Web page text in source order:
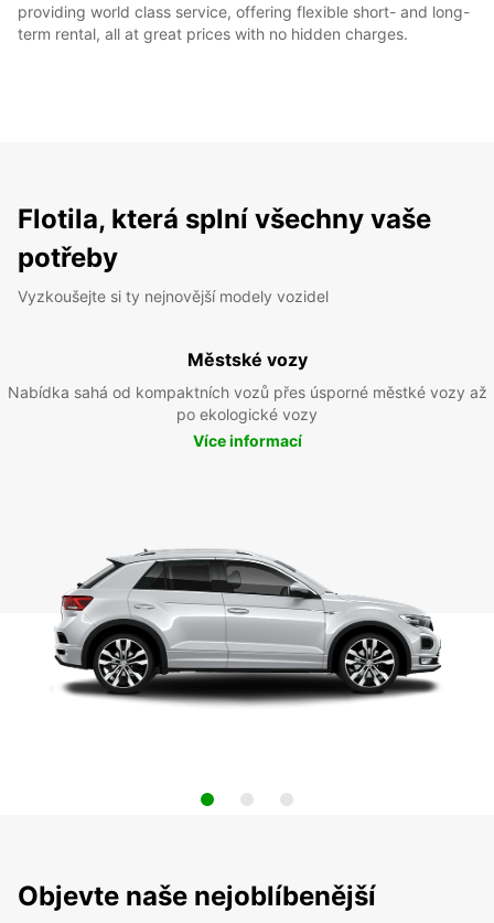
providing world class service, offering flexible short- and long-
term rental, all at great prices with no hidden charges.
Flotila, která splní všechny vaše
potřeby
Vyzkoušejte si ty nejnovější modely vozidel
Městské vozy
Nabídka sahá od kompaktních vozů přes úsporné městké vozy až
po ekologické vozy
Více informací
Objevte naše nejoblíbenější